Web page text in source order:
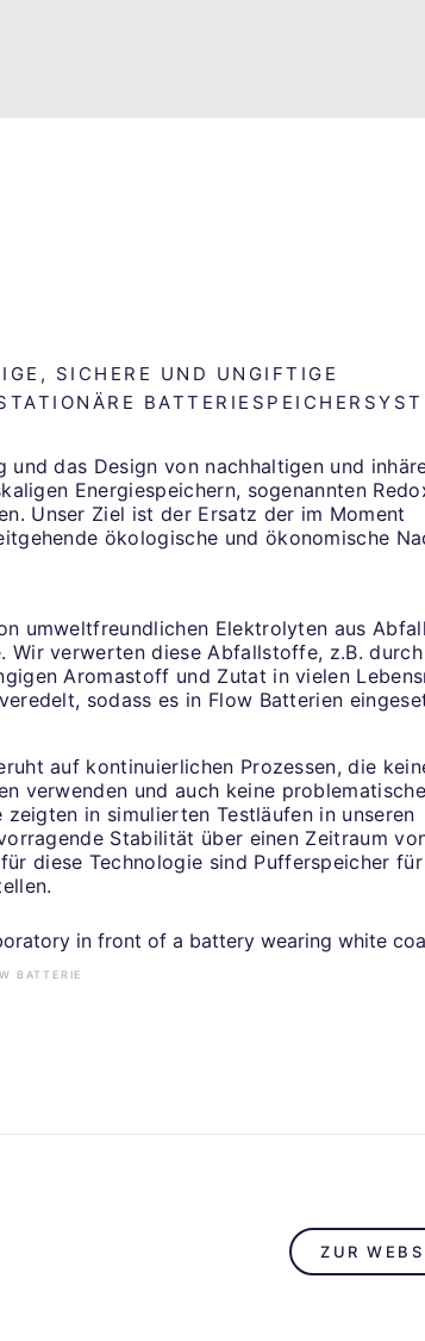
SICHERE UND UNGIFTIGE
das Design von nachhaltigen und
Energiespeichern, sogenannten
Unser Ziel ist der Ersatz der im Moment
ökologische und ökonomische
umweltfreundlichen Elektrolyten aus
Wir verwerten diese Abfallstoffe, z.B. durch
Aromastoff und Zutat in vielen
sodass es in Flow Batterien
auf kontinuierlichen Prozessen, die
verwenden und auch keine
in simulierten Testläufen in unseren
Stabilität über einen Zeitraum
diese Technologie sind Pufferspeicher für
BATTERIE
ZUR